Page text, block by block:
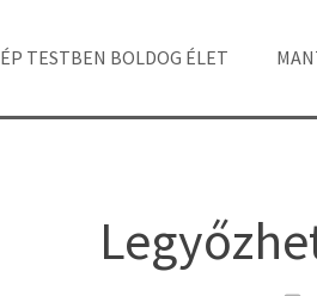
ÉP TESTBEN BOLDOG ÉLET